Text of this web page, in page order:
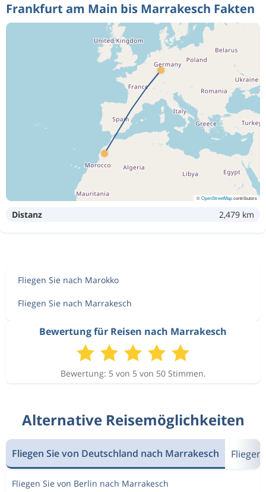
Frankfurt am Main bis Marrakesch Fakten
©OpenStreetMapcontributors
Distanz 2,479 km
Fliegen Sie nach Marokko
Fliegen Sie nach Marrakesch
Bewertung für Reisen nach Marrakesch
Bewertung: 5 von 5 von 50 Stimmen.
Alternative Reisemöglichkeiten
Fliegen Sie von Deutschland nach Marrakesch
Fliegen Sie von Berlin nach Marrakesch